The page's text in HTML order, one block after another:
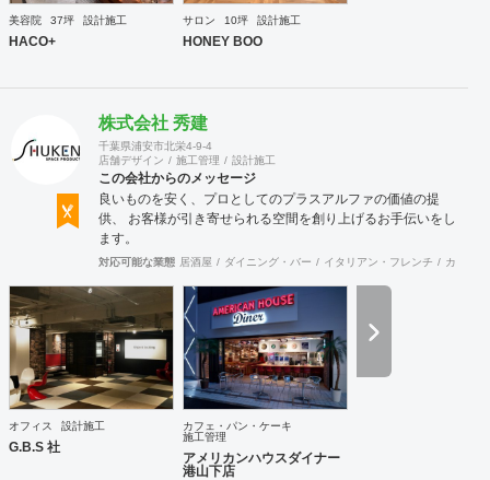
な空間 http://synes.jp/ SOTOCHIKU 時間の蓄積を取り
込む空間 https://sotochiku.com/
美容院 37坪 設計施工
HACO+
サロン 10坪 設計施工
HONEY BOO
株式会社 秀建
千葉県浦安市北栄4-9-4
店舗デザイン
施工管理 設計施工
この会社からのメッセージ
良いものを安く、プロとしてのプラスアルファの価値の提
供、 お客様が引き寄せられる空間を創り上げるお手伝いをし
ます。
対応可能な業態 居酒屋 ダイニング・バー イタリアン・フレンチ カフェ
オフィス 設計施工
G.B.S 社
カフェ・パン・ケーキ
施工管理
アメリカンハウスダイナー
港山下店